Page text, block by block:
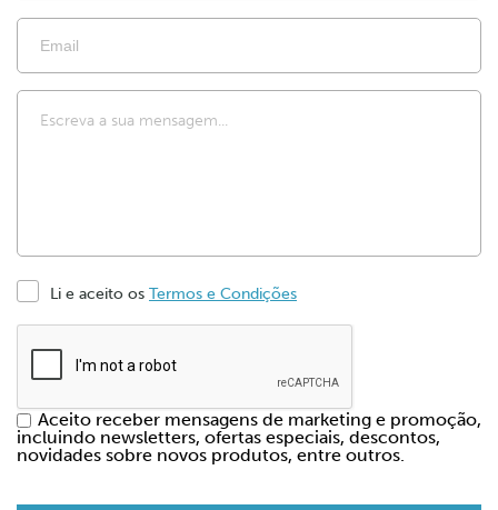
Li e aceito os Termos e Condições
Aceito receber mensagens de marketing e promoção,
incluindo newsletters, ofertas especiais, descontos,
novidades sobre novos produtos, entre outros.